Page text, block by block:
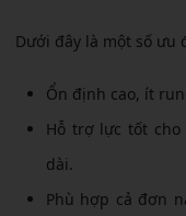
Dưới đây là một số ưu
Ổn định cao, ít
Hỗ trợ lực tốt
dài.
Phù hợp cả đơn